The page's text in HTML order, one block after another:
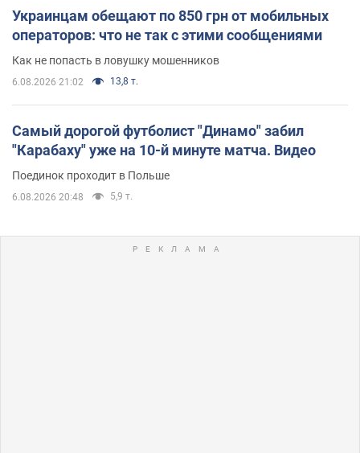
Украинцам обещают по 850 грн от мобильных
операторов: что не так с этими сообщениями
Как не попасть в ловушку мошенников
6.08.2026 21:02 13,8 т.
Самый дорогой футболист "Динамо" забил
"Карабаху" уже на 10-й минуте матча. Видео
Поединок проходит в Польше
6.08.2026 20:48 5,9 т.